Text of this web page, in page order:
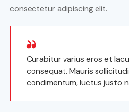
consectetur adipiscing elit.
Curabitur varius eros et
consequat. Mauris
condimentum, luctus justo